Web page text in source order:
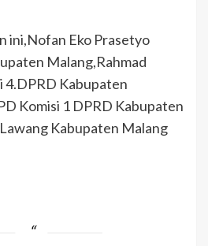
ini,Nofan Eko Prasetyo
Malang,Rahmad
4.DPRD Kabupaten
Komisi 1 DPRD Kabupaten
Kabupaten Malang